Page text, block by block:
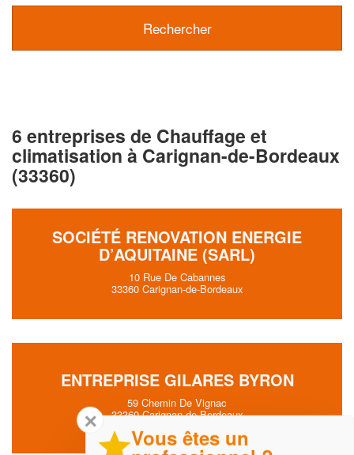
6 entreprises de Chauffage et
climatisation à Carignan-de-Bordeaux
(33360)
SOCIÉTÉ RENOVATION ENERGIE
D’AQUITAINE (SARL)
10 Rue De Cabannes
33360 Carignan-de-Bordeaux
ENTREPRISE GILARES BYRON
59 Chemin De Vignac
33360 Carignan-de-Bordeaux
✕
Vous êtes un